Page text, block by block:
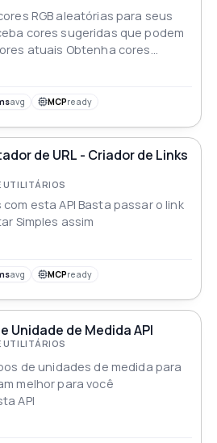
RGB aleatórias para seus
cores sugeridas que podem
atuais Obtenha cores
e websites
avg MCPready
de URL - Criador de Links
UTILITÁRIOS
esta API Basta passar o link
Simples assim
avg MCPready
Unidade de Medida API
UTILITÁRIOS
de unidades de medida para
melhor para você
API